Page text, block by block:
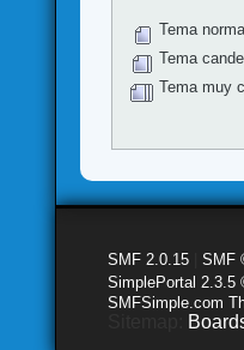
Tema
Tema
Tema muy
SMF 2.0.15 |SMF
SimplePortal 2.3.5
SMFSimple.com